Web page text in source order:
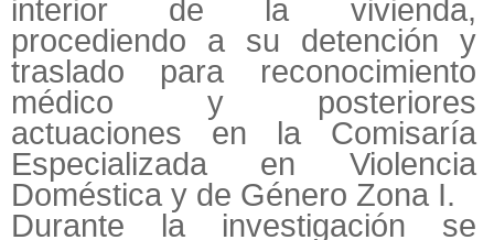
interior de la vivienda,
procediendo a su detención y
traslado para reconocimiento
médico y posteriores
actuaciones en la Comisaría
Especializada en Violencia
Doméstica y de Género Zona I.
Durante la investigación se